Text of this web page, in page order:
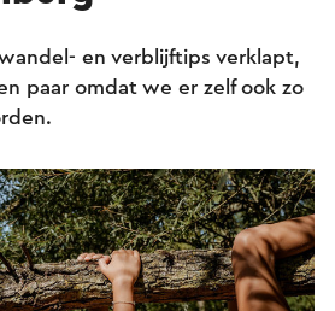
en verblijftips verklapt,
paar omdat we er zelf ook zo